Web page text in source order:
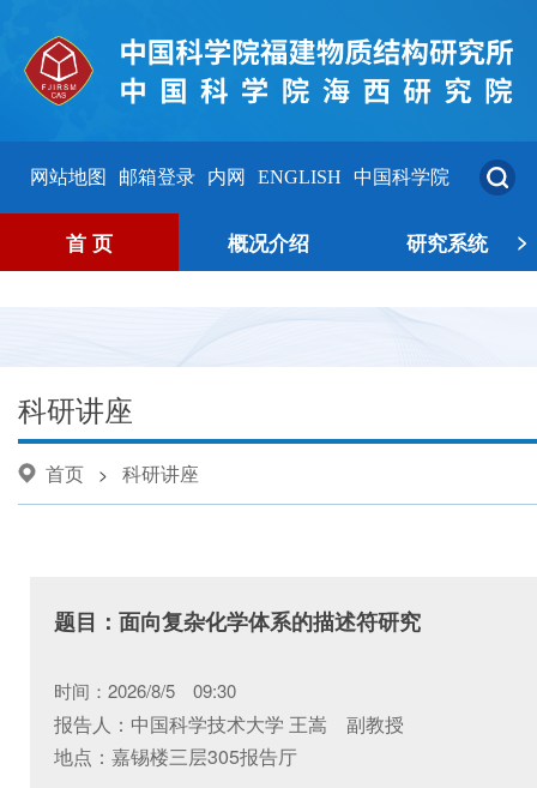
网站地图 邮箱登录 内网 ENGLISH 中国科学院
首 页 概况介绍 研究系统 >
科研讲座
首页 > 科研讲座
题目：面向复杂化学体系的描述符研究
时间：2026/8/5 09:30
报告人：中国科学技术大学 王嵩 副教授
地点：嘉锡楼三层305报告厅